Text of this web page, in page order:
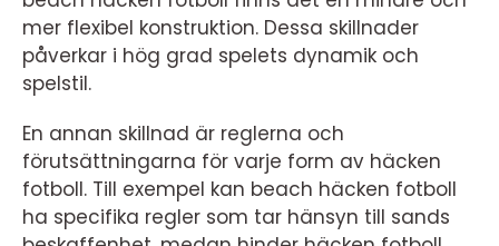
mer flexibel konstruktion. Dessa skillnader
påverkar i hög grad spelets dynamik och
spelstil.
En annan skillnad är reglerna och
förutsättningarna för varje form av häcken
fotboll. Till exempel kan beach häcken fotboll
ha specifika regler som tar hänsyn till sands